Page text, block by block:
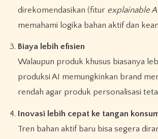
direkomendasikan (fitur explainable
memahami logika bahan aktif dan
Biaya lebih efisien
Walaupun produk khusus biasanya
produksi AI memungkinkan brand
rendah agar produk personalisasi
Inovasi lebih cepat ke tangan
Tren bahan aktif baru bisa segera